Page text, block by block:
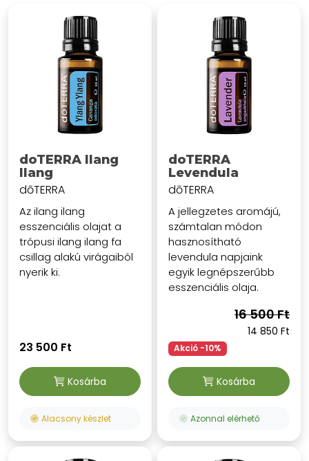
doTERRA Ilang
Ilang
dōTERRA
Az ilang ilang
esszenciális olajat a
trópusi ilang ilang fa
csillag alakú virágaiból
nyerik ki.
23 500 Ft
Kosárba
Alacsony készlet
doTERRA
Levendula
dōTERRA
A jellegzetes aromájú,
számtalan módon
hasznosítható
levendula napjaink
egyik legnépszerűbb
esszenciális olaja.
16 500 Ft
14 850 Ft
Akció -10%
Kosárba
Azonnal elérhető